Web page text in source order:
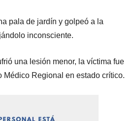
pala de jardín y golpeó a la
inconsciente.
una lesión menor, la víctima fue
Médico Regional en estado crítico.